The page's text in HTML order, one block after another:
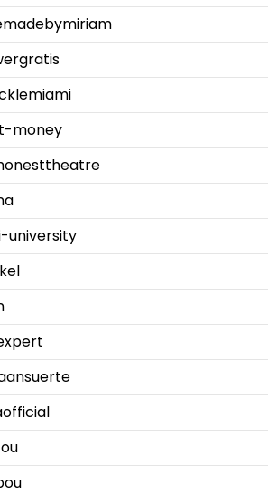
money
university